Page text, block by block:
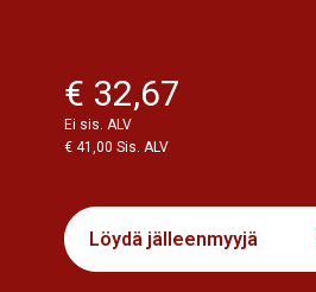
€ 32,67
Ei sis. ALV
€ 41,00 Sis. ALV
Löydä jälleenmyyjä